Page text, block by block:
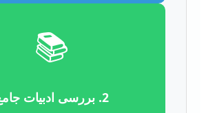
📚
2. بررسی ادبیات جامع